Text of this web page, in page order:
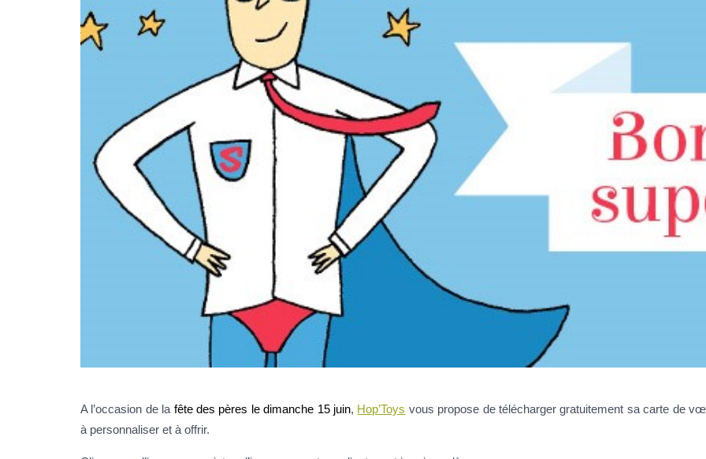
A l’occasion de la fête des pères le dimanche 15 juin, Hop’Toys vous propose de télécharger gratuitement sa carte de
à personnaliser et à offrir.